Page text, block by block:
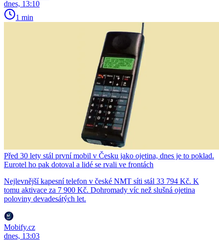
dnes, 13:10
1 min
Před 30 lety stál první mobil v Česku jako ojetina, dnes je to poklad.
Eurotel ho pak dotoval a lidé se rvali ve frontách
Nejlevnější kapesní telefon v české NMT síti stál 33 794 Kč. K
tomu aktivace za 7 900 Kč. Dohromady víc než slušná ojetina
poloviny devadesátých let.
Mobify.cz
dnes, 13:03